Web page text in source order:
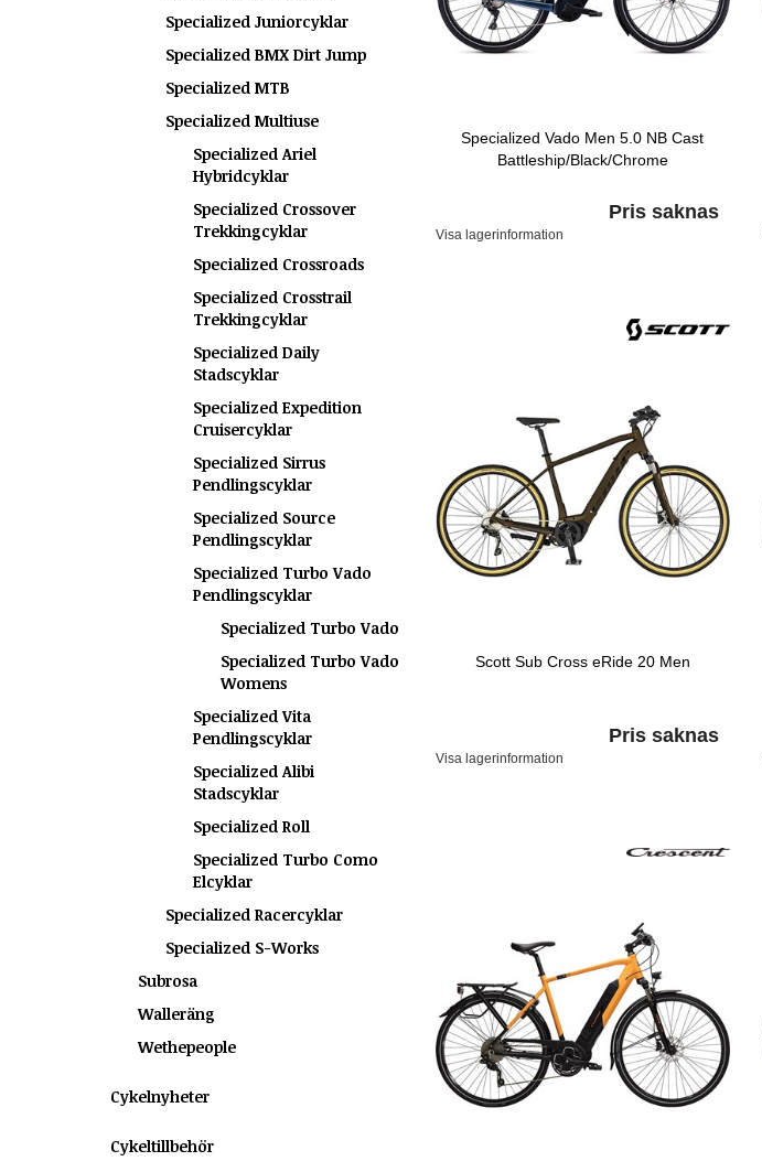
Specialized Juniorcyklar
Specialized BMX Dirt Jump
Specialized MTB
Specialized Multiuse
Specialized Ariel
Hybridcyklar
Specialized Crossover
Trekkingcyklar
Specialized Crossroads
Specialized Crosstrail
Trekkingcyklar
Specialized Daily
Stadscyklar
Specialized Expedition
Cruisercyklar
Specialized Sirrus
Pendlingscyklar
Specialized Source
Pendlingscyklar
Specialized Turbo Vado
Pendlingscyklar
Specialized Turbo Vado
Specialized Turbo Vado
Womens
Specialized Vita
Pendlingscyklar
Specialized Alibi
Stadscyklar
Specialized Roll
Specialized Turbo Como
Elcyklar
Specialized Racercyklar
Specialized S-Works
Subrosa
Walleräng
Wethepeople
Cykelnyheter
Cykeltillbehör
Specialized Vado Men 5.0 NB Cast
Battleship/Black/Chrome
Pris saknas
Visa lagerinformation
Scott Sub Cross eRide 20 Men
Pris saknas
Visa lagerinformation